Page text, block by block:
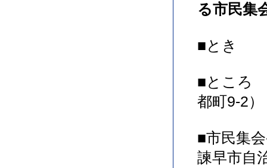
る市民集
■とき ３
■ところ
都町9-2）
■市民集
諫早市自